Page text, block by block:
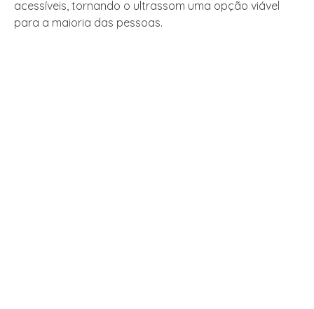
acessíveis, tornando o ultrassom uma opção viável
para a maioria das pessoas.